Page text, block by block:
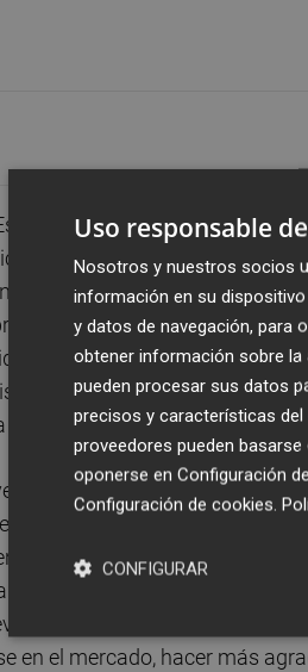
entró por la cocina. La
ubicada en el Espai Alfaro
del diseño en los hogares
electrodomésticos
al referirnos a estos
la Colección Alfaro
nuestras abuelas en sus
y treinta del siglo pasado
de leño que almacenaban
muebles; con sus patas
como si se tratase de una
de neveras, batidoras
en el mercado, hacer más
Uso responsable
Nosotros y nuestros socios
información en su
y datos de navegación, para
obtener información sobre la
pueden procesar sus datos
precisos y características
proveedores pueden
oponerse en Configuración
Configuración de cookies.
CONFIGURAR